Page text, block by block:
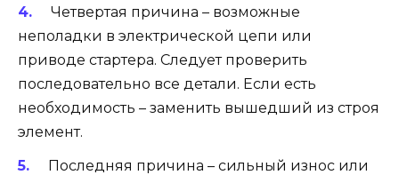
Четвертая причина – возможные
неполадки в электрической цепи или
приводе стартера. Следует проверить
последовательно все детали. Если есть
необходимость – заменить вышедший из строя
элемент.
Последняя причина – сильный износ или